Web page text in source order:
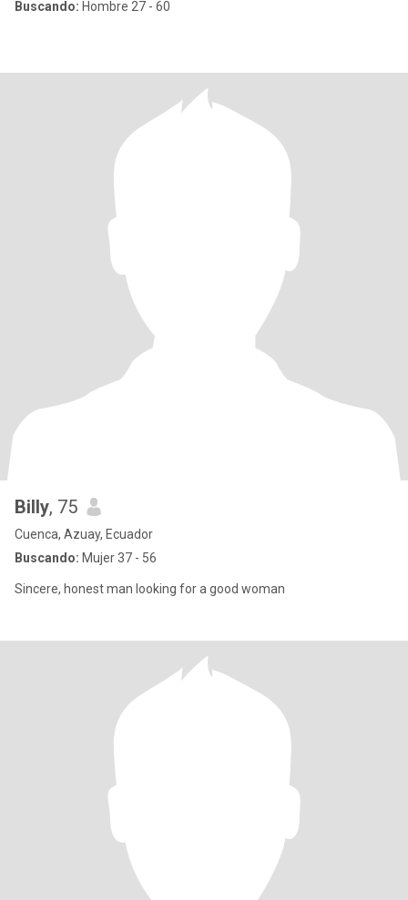
Buscando: Hombre 27 - 60
Billy, 75
Cuenca, Azuay, Ecuador
Buscando: Mujer 37 - 56
Sincere, honest man looking for a good woman